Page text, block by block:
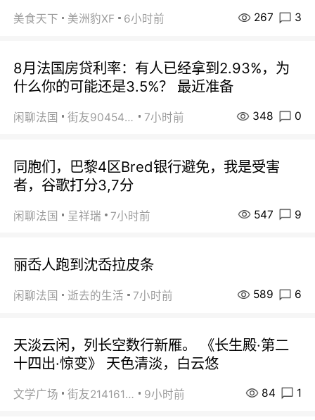
美食天下 美洲豹XF 6小时前 267 3
8月法国房贷利率：有人已经拿到2.93%，为
什么你的可能还是3.5%？ 最近准备
闲聊法国 街友90454511 7小时前 348 0
同胞们，巴黎4区Bred银行避免，我是受害
者，谷歌打分3,7分
闲聊法国 呈祥瑞 7小时前 547 9
丽岙人跑到沈岙拉皮条
闲聊法国 逝去的生活 7小时前 589 6
天淡云闲，列长空数行新雁。 《长生殿·第二
十四出·惊变》 天色清淡，白云悠
文学广场 街友21416156 9小时前 84 1